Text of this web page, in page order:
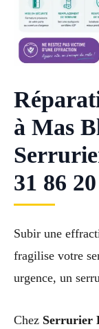
à Mas
31 86 20
Subir une
fragilise votre
urgence, un
Chez Serrurier